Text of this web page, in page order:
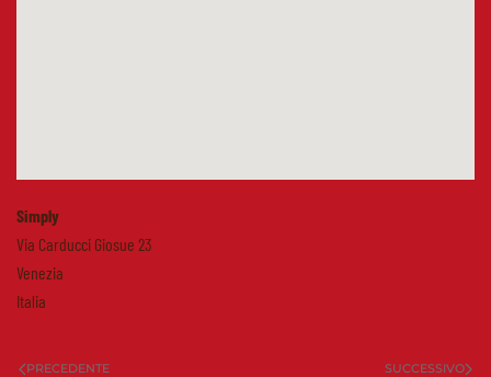
Simply
Via Carducci Giosue 23
Venezia
Italia
PRECEDENTE SUCCESSIVO